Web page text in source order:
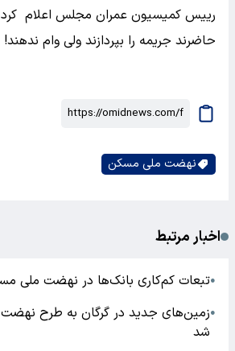
رییس کمیسیون عمران مجلس اعلام کرد
حاضرند جریمه را بپردازند ولی وام ندهند!
نهضت ملی مسکن
اخبار مرتبط
●تبعات کم‌کاری بانک‌ها در نهضت ملی
●زمین‌های جدید در گرگان به طرح
شد